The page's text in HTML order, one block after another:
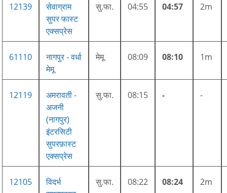
12139
सेवाग्राम
सुपर फास्ट
एक्सप्रेस
सु.फा. 04:55 04:57 2m
61110
नागपुर - वर्धा
मेमू
मेमू 08:09 08:10 1m
12119
अमरावती -
अजनी
(नागपुर)
इंटरसिटी
सुपरफ़ास्ट
एक्सप्रेस
सु.फा. 08:15 - -
12105
विदर्भ
सु.फा. 08:22 08:24 2m